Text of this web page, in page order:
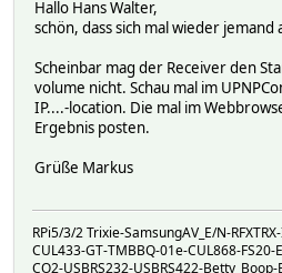
Hallo Hans Walter,
schön, dass sich mal wieder
Scheinbar mag der Receiver den
volume nicht. Schau mal im
IP....-location. Die mal im
Ergebnis posten.
Grüße Markus
RPi5/3/2 Trixie-SamsungAV_E/N-
CUL433-GT-TMBBQ-01e-CUL868-
CO2-USBRS232-USBRS422-